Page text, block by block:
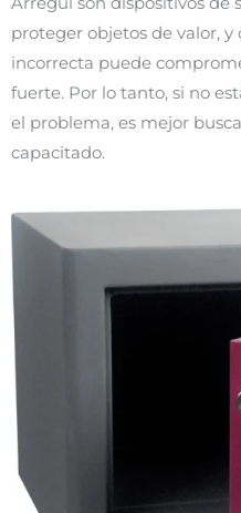
proteger objetos de valor, y
incorrecta puede
fuerte. Por lo tanto, si no
el problema, es mejor
capacitado.